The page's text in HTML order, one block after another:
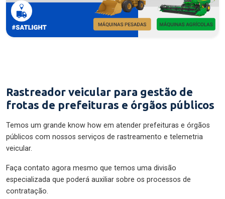
Rastreador veicular para gestão de
frotas de prefeituras e órgãos públicos
Temos um grande know how em atender prefeituras e órgãos
públicos com nossos serviços de rastreamento e telemetria
veicular.
Faça contato agora mesmo que temos uma divisão
especializada que poderá auxiliar sobre os processos de
contratação.